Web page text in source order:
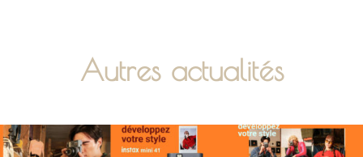
Autres actualités